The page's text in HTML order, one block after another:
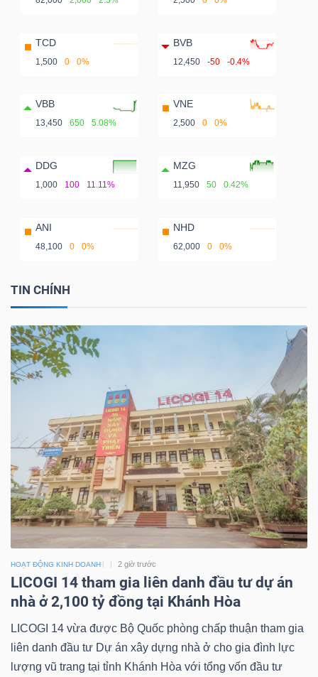
TCD
1,500 0 0%
BVB
12,450 -50 -0.4%
VBB
13,450 650 5.08%
VNE
2,500 0 0%
DDG
1,000 100 11.11%
MZG
11,950 50 0.42%
ANI
48,100 0 0%
NHD
62,000 0 0%
TIN CHÍNH
HOẠT ĐỘNG KINH DOANH 2 giờ trước
LICOGI 14 tham gia liên danh đầu tư dự án
nhà ở 2,100 tỷ đồng tại Khánh Hòa
LICOGI 14 vừa được Bộ Quốc phòng chấp thuận tham gia
liên danh đầu tư Dự án xây dựng nhà ở cho gia đình lực
lượng vũ trang tại tỉnh Khánh Hòa với tổng vốn đầu tư